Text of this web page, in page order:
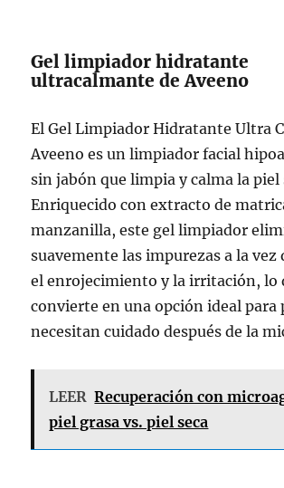
Gel limpiador hidratante
ultracalmante de Aveeno
El Gel Limpiador Hidratante Ultra
Aveeno es un limpiador facial
sin jabón que limpia y calma la piel
Enriquecido con extracto de
manzanilla, este gel limpiador
suavemente las impurezas a la vez
el enrojecimiento y la irritación, lo
convierte en una opción ideal para
necesitan cuidado después de la
LEER Recuperación con
piel grasa vs. piel seca